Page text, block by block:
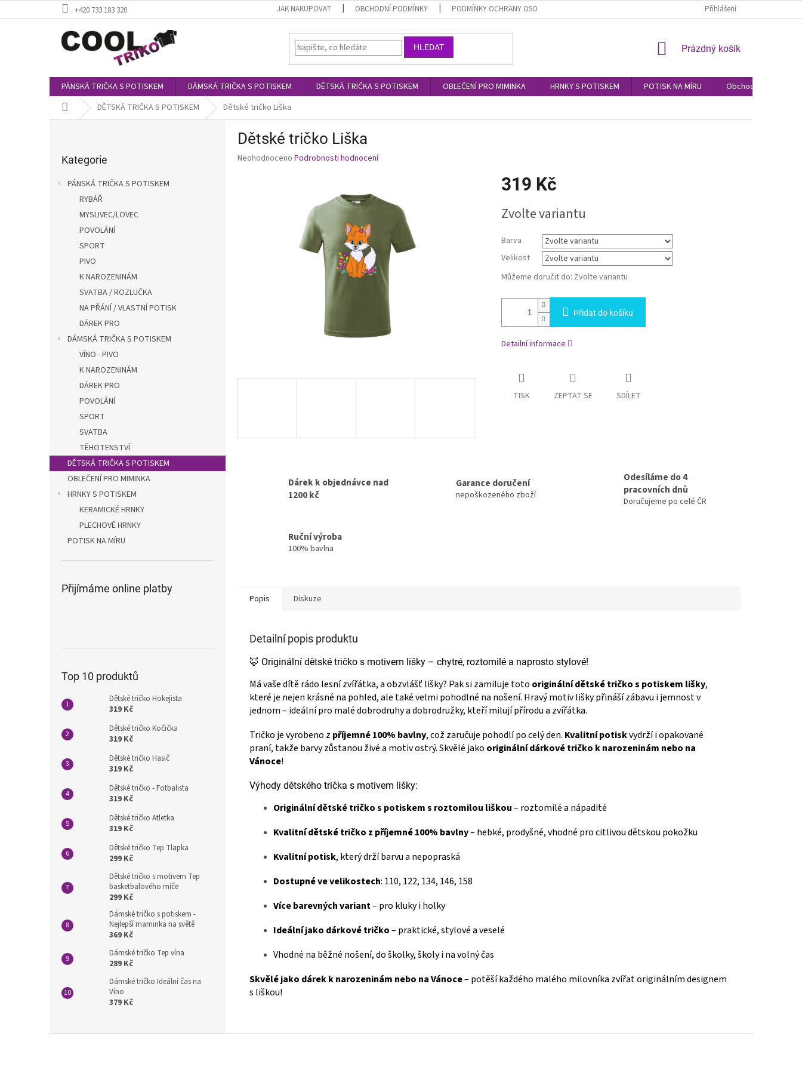
na
+420 733 183 320 JAK NAKUPOVAT OBCHODNÍ PODMÍNKY PODMÍNKY OCHRANY OSOBNÍCH ÚDAJŮ Přihlášení
HLEDAT
NÁKUPNÍ
Prázdný košík
PÁNSKÁ TRIČKA S POTISKEM DÁMSKÁ TRIČKA S POTISKEM DĚTSKÁ TRIČKA S POTISKEM OBLEČENÍ PRO MIMINKA HRNKY S POTISKEM POTISK NA MÍRU
Obchodní podmínky
Domů DĚTSKÁ TRIČKA S POTISKEM Dětské tričko Liška
kategorie
Kategorie
PÁNSKÁ TRIČKA S POTISKEM
RYBÁŘ
MYSLIVEC/LOVEC
POVOLÁNÍ
SPORT
PIVO
K NAROZENINÁM
SVATBA / ROZLUČKA
NA PŘÁNÍ / VLASTNÍ POTISK
DÁREK PRO
DÁMSKÁ TRIČKA S POTISKEM
VÍNO - PIVO
K NAROZENINÁM
DÁREK PRO
POVOLÁNÍ
SPORT
SVATBA
TĚHOTENSTVÍ
DĚTSKÁ TRIČKA S POTISKEM
OBLEČENÍ PRO MIMINKA
HRNKY S POTISKEM
KERAMICKÉ HRNKY
PLECHOVÉ HRNKY
POTISK NA MÍRU
Přijímáme online platby
Top 10 produktů
Dětské tričko Hokejista
319 Kč
Dětské tričko Kočička
319 Kč
Dětské tričko Hasič
319 Kč
Dětské tričko - Fotbalista
319 Kč
Dětské tričko Atletka
319 Kč
Dětské tričko Tep Tlapka
299 Kč
Dětské tričko s motivem Tep
basketbalového míče
299 Kč
Dámské tričko s potiskem -
Nejlepší maminka na světě
369 Kč
Dámské tričko Tep vína
289 Kč
Dámské tričko Ideální čas na
Víno
379 Kč
Dětské tričko Liška
Průměrné
Neohodnoceno Podrobnosti hodnocení
319 Kč
cena:
Zvolte variantu
Barva
Velikost
Můžeme doručit do: Zvolte variantu
Přidat do košíku
Detailní informace
TISK ZEPTAT SE SDÍLET
Dárek k objednávce nad
1200 kč
Garance doručení
nepoškozeného zboží
Odesíláme do 4
pracovních dnů
Doručujeme po celé ČR
Ruční výroba
100% bavlna
Popis Diskuze
Detailní popis produktu
🦊 Originální dětské tričko s motivem lišky – chytré, roztomilé a naprosto stylové!
Má vaše dítě rádo lesní zvířátka, a obzvlášť lišky? Pak si zamiluje toto originální dětské tričko s potiskem lišky,
které je nejen krásné na pohled, ale také velmi pohodlné na nošení. Hravý motiv lišky přináší zábavu i jemnost v
jednom – ideální pro malé dobrodruhy a dobrodružky, kteří milují přírodu a zvířátka.
Tričko je vyrobeno z příjemné 100% bavlny, což zaručuje pohodlí po celý den. Kvalitní potiskvydrží i opakované
praní, takže barvy zůstanou živé a motiv ostrý. Skvělé jako originální dárkové tričko k narozeninám nebo na
Vánoce!
Výhody dětského trička s motivem lišky:
Originální dětské tričko s potiskem s roztomilou liškou– roztomilé a nápadité
Kvalitní dětské tričko z příjemné 100% bavlny– hebké, prodyšné, vhodné pro citlivou dětskou pokožku
Kvalitní potisk, který drží barvu a nepopraská
Dostupné ve velikostech: 110, 122, 134, 146, 158
Více barevných variant– pro kluky i holky
Ideální jako dárkové tričko– praktické, stylové a veselé
Vhodné na běžné nošení, do školky, školy i na volný čas
Skvělé jako dárek k narozeninám nebo na Vánoce– potěší každého malého milovníka zvířat originálním designem
s liškou!